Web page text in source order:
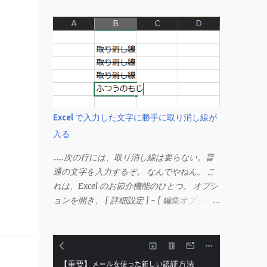
Excel で入力した文字に勝手に取り消し線が
入る
……次の行には、取り消し線は要らない。普
通の文字を入力するぞ。 なんでやねん。 こ
れは、Excel のお節介機能のひとつ。 オプシ
ョンを開き、 [ 詳細設定 ] - [ 編集オプショ
能は、同じ形式（この場合は取り消し線）が
3 行以上続いた際、次のセルにも自動的に同